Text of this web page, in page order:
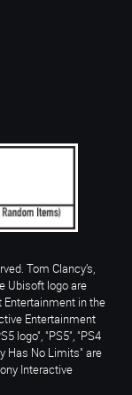
Tom Clancy’s,
Ubisoft logo are
in the
Entertainment
logo", "PS5", "PS4
Has No Limits" are
Interactive